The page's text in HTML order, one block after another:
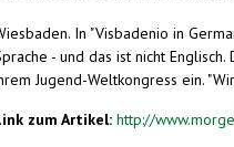
In "Visbadenio in
- und das ist nicht
Jugend-Weltkongress ein.
zum Artikel: http://